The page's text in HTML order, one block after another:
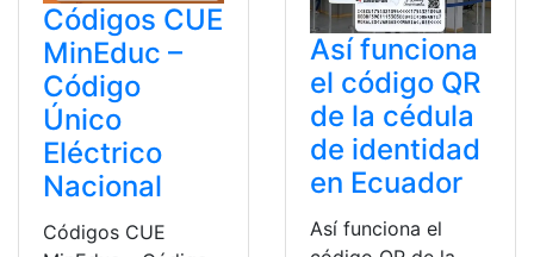
Códigos CUE
MinEduc –
Código
Único
Eléctrico
Nacional
Códigos CUE
Así funciona
el código QR
de la cédula
de identidad
en Ecuador
Así funciona el